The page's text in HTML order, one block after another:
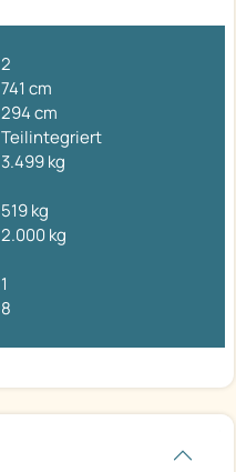
2
741 cm
294 cm
Teilintegriert
3.499 kg
519 kg
2.000 kg
1
8